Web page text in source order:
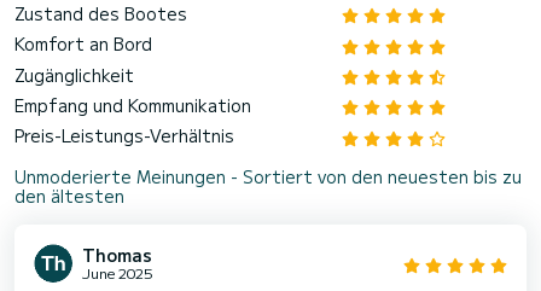
Zustand des Bootes
Komfort an Bord
Zugänglichkeit
Empfang und Kommunikation
Preis-Leistungs-Verhältnis
Unmoderierte Meinungen - Sortiert von den neuesten bis zu
den ältesten
Thomas
June 2025